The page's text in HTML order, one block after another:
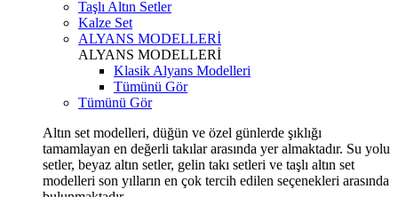
Taşlı Altın Setler
Kalze Set
ALYANS MODELLERİ
ALYANS MODELLERİ
Klasik Alyans Modelleri
Tümünü Gör
Tümünü Gör
Altın set modelleri, düğün ve özel günlerde şıklığı
tamamlayan en değerli takılar arasında yer almaktadır. Su yolu
setler, beyaz altın setler, gelin takı setleri ve taşlı altın set
modelleri son yılların en çok tercih edilen seçenekleri arasında